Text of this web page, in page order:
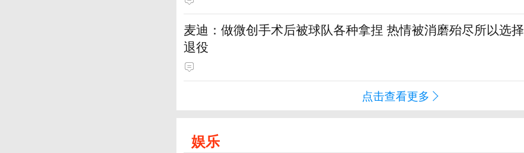
麦迪：做微创手术后被球队各种拿捏 热情被消磨殆尽所以选择
退役
点击查看更多
娱乐